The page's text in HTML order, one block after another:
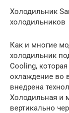
Холодильник
холодильников
Как и многие
холодильник
Cooling,
охлаждение во
внедрена
Холодильная и
вертикально